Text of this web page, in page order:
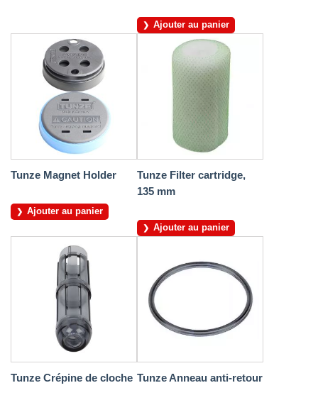
Ajouter au panier
Tunze Magnet Holder
Ajouter au panier
Tunze Filter cartridge,
135 mm
Ajouter au panier
Tunze Crépine de cloche Tunze Anneau anti-retour